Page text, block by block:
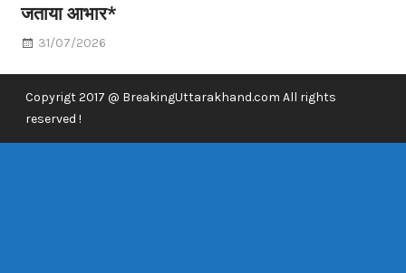
जताया आभार*
31/07/2026
Copyrigt 2017 @ BreakingUttarakhand.com All rights
reserved !